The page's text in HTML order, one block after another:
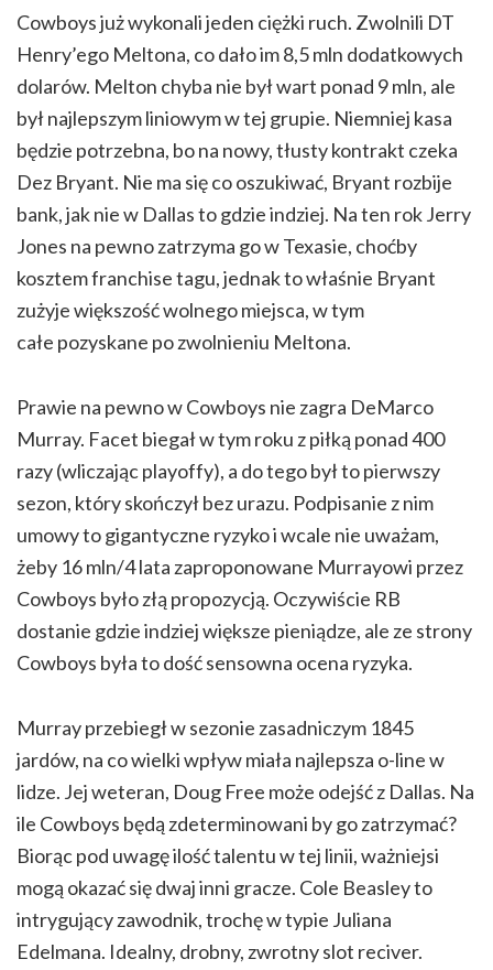
Cowboys już wykonali jeden ciężki ruch. Zwolnili DT
Henry’ego Meltona, co dało im 8,5 mln dodatkowych
dolarów. Melton chyba nie był wart ponad 9 mln, ale
był najlepszym liniowym w tej grupie. Niemniej kasa
będzie potrzebna, bo na nowy, tłusty kontrakt czeka
Dez Bryant. Nie ma się co oszukiwać, Bryant rozbije
bank, jak nie w Dallas to gdzie indziej. Na ten rok Jerry
Jones na pewno zatrzyma go w Texasie, choćby
kosztem franchise tagu, jednak to właśnie Bryant
zużyje większość wolnego miejsca, w tym
całe pozyskane po zwolnieniu Meltona.
Prawie na pewno w Cowboys nie zagra DeMarco
Murray. Facet biegał w tym roku z piłką ponad 400
razy (wliczając playoffy), a do tego był to pierwszy
sezon, który skończył bez urazu. Podpisanie z nim
umowy to gigantyczne ryzyko i wcale nie uważam,
żeby 16 mln/4 lata zaproponowane Murrayowi przez
Cowboys było złą propozycją. Oczywiście RB
dostanie gdzie indziej większe pieniądze, ale ze strony
Cowboys była to dość sensowna ocena ryzyka.
Murray przebiegł w sezonie zasadniczym 1845
jardów, na co wielki wpływ miała najlepsza o-line w
lidze. Jej weteran, Doug Free może odejść z Dallas. Na
ile Cowboys będą zdeterminowani by go zatrzymać?
Biorąc pod uwagę ilość talentu w tej linii, ważniejsi
mogą okazać się dwaj inni gracze. Cole Beasley to
intrygujący zawodnik, trochę w typie Juliana
Edelmana. Idealny, drobny, zwrotny slot reciver.